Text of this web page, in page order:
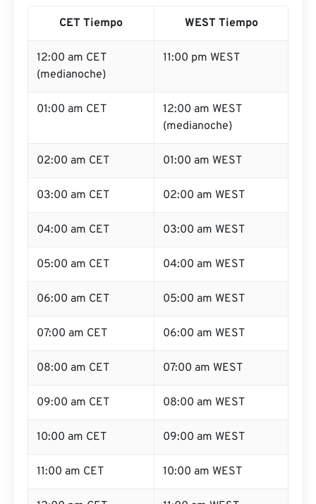
CET Tiempo WEST Tiempo
12:00 am CET
(medianoche)
11:00 pm WEST
01:00 am CET
12:00 am WEST
(medianoche)
02:00 am CET 01:00 am WEST
03:00 am CET 02:00 am WEST
04:00 am CET 03:00 am WEST
05:00 am CET 04:00 am WEST
06:00 am CET 05:00 am WEST
07:00 am CET 06:00 am WEST
08:00 am CET 07:00 am WEST
09:00 am CET 08:00 am WEST
10:00 am CET 09:00 am WEST
11:00 am CET 10:00 am WEST